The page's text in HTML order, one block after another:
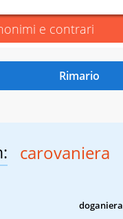
carovaniera
doganiera